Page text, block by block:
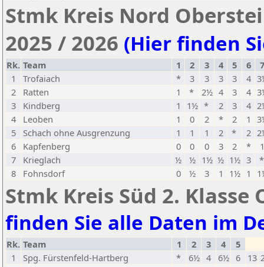
Stmk Kreis Nord
2025 / 2026 (Hier finden
Rk. Team 1 2 3 4 5 6
1
Trofaiach * 3 3 3 3 4
2
Ratten 1 * 2½ 4 3 4
3
Kindberg 1 1½ * 2 3 4
4
Leoben 1 0 2 * 2 1
5
Schach ohne Ausgrenzung 1 1 1 2 * 2
6
Kapfenberg 0 0 0 3 2 *
7
Krieglach ½ ½ 1½ ½ 1½ 3
8
Fohnsdorf 0 ½ 3 1 1½ 1
Stmk Kreis Süd 2. Klasse
finden Sie alle Daten im
Rk. Team 1 2 3 4
5
1
Spg. Fürstenfeld-Hartberg * 6½ 4 6½ 6 13